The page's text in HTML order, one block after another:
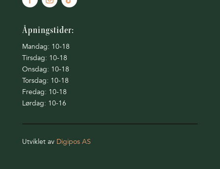
Åpningstider:
Mandag: 10-18
Tirsdag: 10-18
Onsdag: 10-18
Torsdag: 10-18
Fredag: 10-18
Lørdag: 10-16
Utviklet av Digipos AS